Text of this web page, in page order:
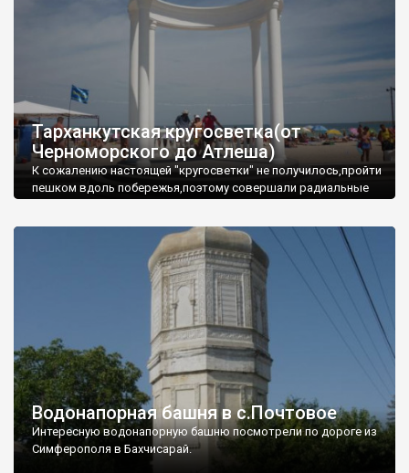
Тарханкутская кругосветка(от
Черноморского до Атлеша)
К сожалению настоящей "кругосветки" не получилось,пройти
пешком вдоль побережья,поэтому совершали радиальные
Водонапорная башня в с.Почтовое
Интересную водонапорную башню посмотрели по дороге из
Симферополя в Бахчисарай.